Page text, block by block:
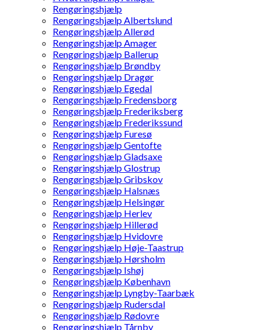
Rengøringshjælp
Rengøringshjælp Albertslund
Rengøringshjælp Allerød
Rengøringshjælp Amager
Rengøringshjælp Ballerup
Rengøringshjælp Brøndby
Rengøringshjælp Dragør
Rengøringshjælp Egedal
Rengøringshjælp Fredensborg
Rengøringshjælp Frederiksberg
Rengøringshjælp Frederikssund
Rengøringshjælp Furesø
Rengøringshjælp Gentofte
Rengøringshjælp Gladsaxe
Rengøringshjælp Glostrup
Rengøringshjælp Gribskov
Rengøringshjælp Halsnæs
Rengøringshjælp Helsingør
Rengøringshjælp Herlev
Rengøringshjælp Hillerød
Rengøringshjælp Hvidovre
Rengøringshjælp Høje-Taastrup
Rengøringshjælp Hørsholm
Rengøringshjælp Ishøj
Rengøringshjælp København
Rengøringshjælp Lyngby-Taarbæk
Rengøringshjælp Rudersdal
Rengøringshjælp Rødovre
Rengøringshjælp Tårnby